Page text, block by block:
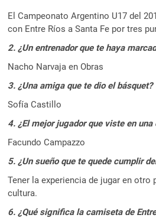
El Campeonato Argentino U17 del
con Entre Ríos a Santa Fe por tres
2. ¿Un entrenador que te haya
Nacho Narvaja en Obras
3. ¿Una amiga que te dio el básquet?
Sofía Castillo
4. ¿El mejor jugador que viste en una
Facundo Campazzo
5. ¿Un sueño que te quede cumplir
Tener la experiencia de jugar en otro
cultura.
6. ¿Qué significa la camiseta de